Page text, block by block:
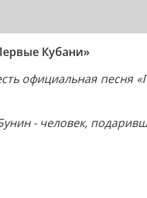
Кубани»
официальная
- человек,